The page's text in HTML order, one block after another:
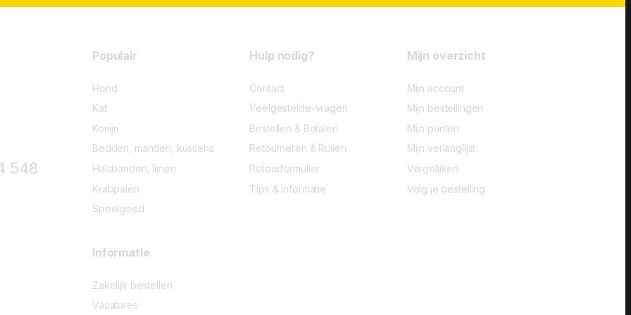
o
548
Populair
Hond
Kat
Konijn
Bedden, manden, kussens
Halsbanden, lijnen
Krabpalen
Speelgoed
Hulp nodig?
Contact
Veelgestelde-vragen
Bestellen & Betalen
Retourneren & Ruilen
Retourformulier
Tips & informatie
Mijn overzicht
Mijn account
Mijn bestellingen
Mijn punten
Mijn verlanglijst
Vergelijken
Volg je bestelling
Informatie
Zakelijk bestellen
Vacatures